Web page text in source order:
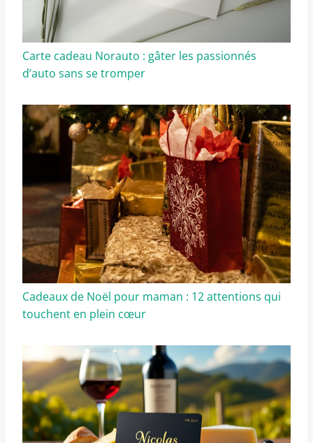
Carte cadeau Norauto : gâter les passionnés
d’auto sans se tromper
Cadeaux de Noël pour maman : 12 attentions qui
touchent en plein cœur